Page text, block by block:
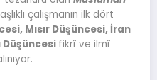
çalışmanın ilk dört
Mısır Düşüncesi, İran
Düşüncesi fikrî ve ilmî